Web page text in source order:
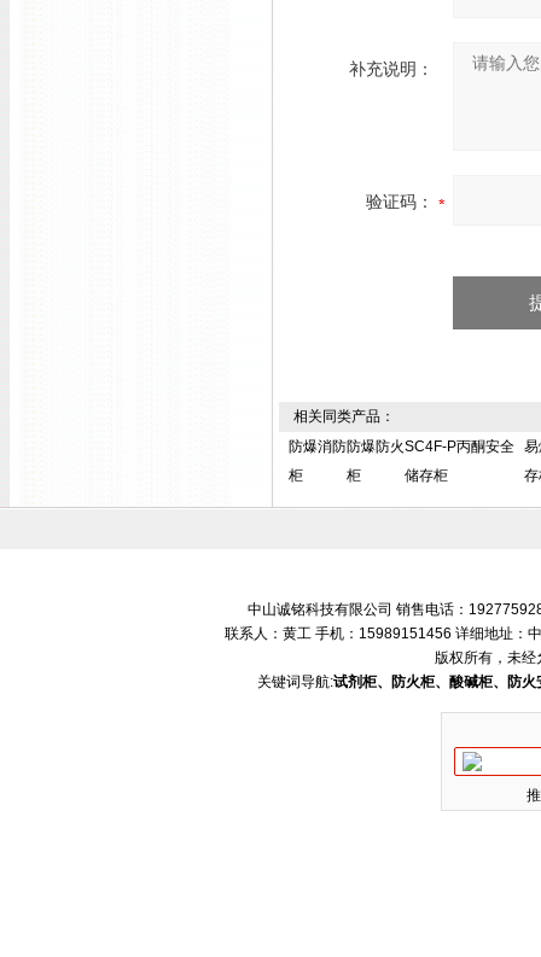
补充说明：
验证码：
相关同类产品：
防爆消防
柜
防爆防火
柜
SC4F-P丙酮安全
储存柜
中山诚铭科技有限公司 销售电话：
联系人：黄工 手机：15989151456 详细地址：
版权所有，未经
关键词导航:试剂柜、防火柜、酸碱柜、防